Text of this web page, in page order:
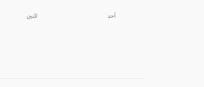
أحد اثنين